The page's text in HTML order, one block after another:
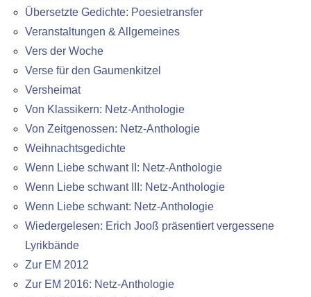
Übersetzte Gedichte: Poesietransfer
Veranstaltungen & Allgemeines
Vers der Woche
Verse für den Gaumenkitzel
Versheimat
Von Klassikern: Netz-Anthologie
Von Zeitgenossen: Netz-Anthologie
Weihnachtsgedichte
Wenn Liebe schwant II: Netz-Anthologie
Wenn Liebe schwant III: Netz-Anthologie
Wenn Liebe schwant: Netz-Anthologie
Wiedergelesen: Erich Jooß präsentiert vergessene
Lyrikbände
Zur EM 2012
Zur EM 2016: Netz-Anthologie